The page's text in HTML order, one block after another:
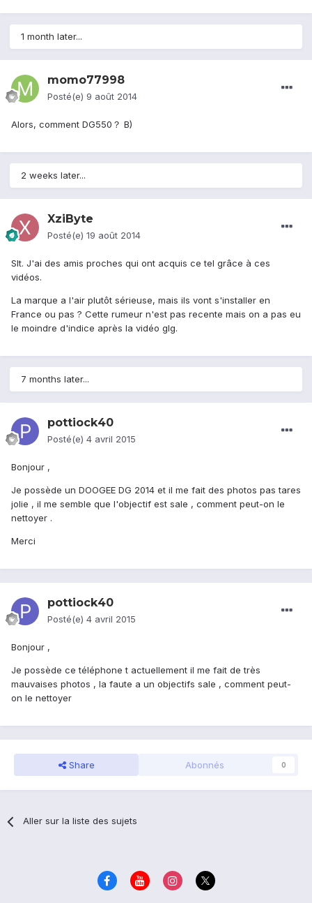
1 month later...
momo77998
Posté(e) 9 août 2014
Alors, comment DG550？ B)
2 weeks later...
XziByte
Posté(e) 19 août 2014
Slt. J'ai des amis proches qui ont acquis ce tel grâce à ces
vidéos.
La marque a l'air plutôt sérieuse, mais ils vont s'installer en
France ou pas ? Cette rumeur n'est pas recente mais on a pas eu
le moindre d'indice après la vidéo glg.
7 months later...
pottiock40
Posté(e) 4 avril 2015
Bonjour ,
Je possède un DOOGEE DG 2014 et il me fait des photos pas tares
jolie , il me semble que l'objectif est sale , comment peut-on le
nettoyer .
Merci
pottiock40
Posté(e) 4 avril 2015
Bonjour ,
Je possède ce téléphone t actuellement il me fait de très
mauvaises photos , la faute a un objectifs sale , comment peut-
on le nettoyer
Share Abonnés 0
Aller sur la liste des sujets